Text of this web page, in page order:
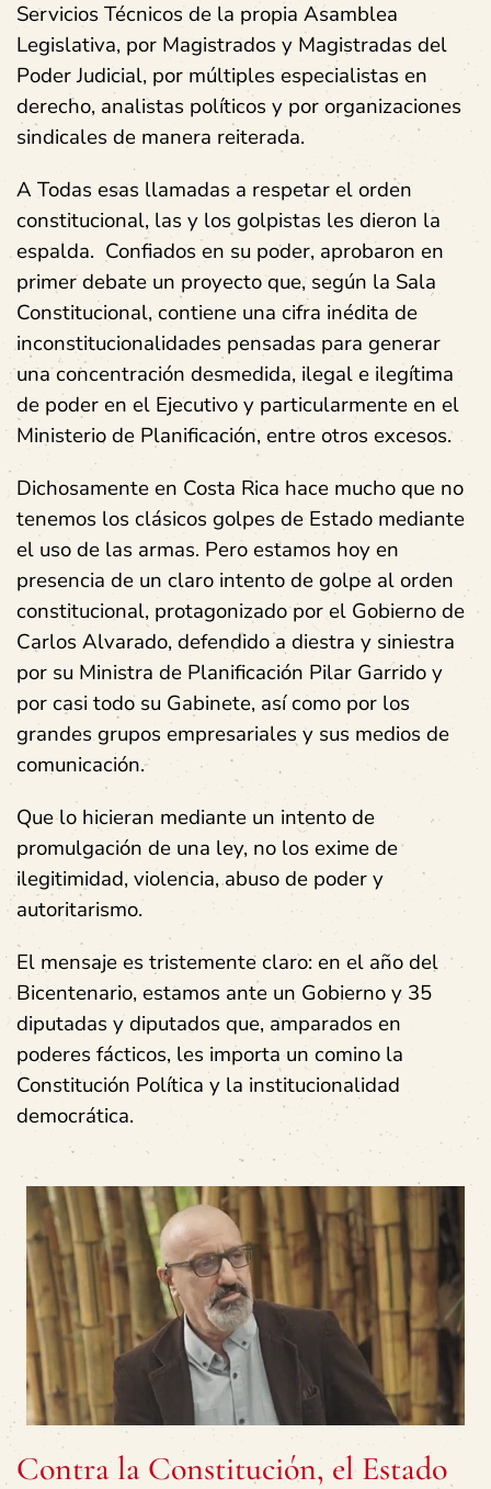
Servicios Técnicos de la propia Asamblea
Legislativa, por Magistrados y Magistradas del
Poder Judicial, por múltiples especialistas en
derecho, analistas políticos y por organizaciones
sindicales de manera reiterada.
A Todas esas llamadas a respetar el orden
constitucional, las y los golpistas les dieron la
espalda. Confiados en su poder, aprobaron en
primer debate un proyecto que, según la Sala
Constitucional, contiene una cifra inédita de
inconstitucionalidades pensadas para generar
una concentración desmedida, ilegal e ilegítima
de poder en el Ejecutivo y particularmente en el
Ministerio de Planificación, entre otros excesos.
Dichosamente en Costa Rica hace mucho que no
tenemos los clásicos golpes de Estado mediante
el uso de las armas. Pero estamos hoy en
presencia de un claro intento de golpe al orden
constitucional, protagonizado por el Gobierno de
Carlos Alvarado, defendido a diestra y siniestra
por su Ministra de Planificación Pilar Garrido y
por casi todo su Gabinete, así como por los
grandes grupos empresariales y sus medios de
comunicación.
Que lo hicieran mediante un intento de
promulgación de una ley, no los exime de
ilegitimidad, violencia, abuso de poder y
autoritarismo.
El mensaje es tristemente claro: en el año del
Bicentenario, estamos ante un Gobierno y 35
diputadas y diputados que, amparados en
poderes fácticos, les importa un comino la
Constitución Política y la institucionalidad
democrática.
Contra la Constitución, el Estado